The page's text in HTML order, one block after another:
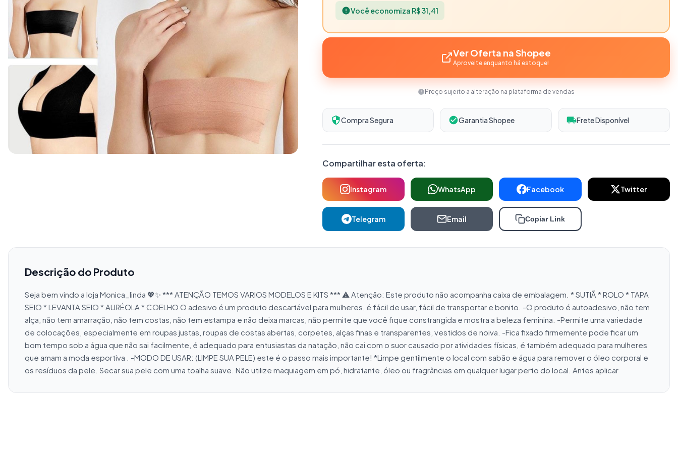
Você economiza R$ 31,41
Ver Oferta na Shopee
Aproveite enquanto há estoque!
Preço sujeito a alteração na plataforma de vendas
Compra Segura Garantia Shopee Frete Disponível
Compartilhar esta oferta:
Instagram WhatsApp Facebook Twitter
Telegram Email Copiar Link
Descrição do Produto
Seja bem vindo a loja Monica_linda 💖✨ *** ATENÇÃO TEMOS VARIOS MODELOS E KITS *** ⚠️ Atenção: Este produto não acompanha caixa de embalagem. * SUTIÃ * ROLO * TAPA
SEIO * LEVANTA SEIO * AURÉOLA * COELHO O adesivo é um produto descartável para mulheres, é fácil de usar, fácil de transportar e bonito. -O produto é autoadesivo, não tem
alça, não tem amarração, não tem costas, não tem estampa e não deixa marcas, não permite que você fique constrangida e mostra a beleza feminina. -Permite uma variedade
de colocações, especialmente em roupas justas, roupas de costas abertas, corpetes, alças finas e transparentes, vestidos de noiva. -Fica fixado firmemente pode ficar um
bom tempo sob a água que não sai facilmente, é adequado para entusiastas da natação, não cai com o suor causado por atividades físicas, é também adequado para mulheres
que amam a moda esportiva . -MODO DE USAR: (LIMPE SUA PELE) este é o passo mais importante! *Limpe gentilmente o local com sabão e água para remover o óleo corporal e
os resíduos da pele. Secar sua pele com uma toalha suave. Não utilize maquiagem em pó, hidratante, óleo ou fragrâncias em qualquer lugar perto do local. Antes aplicar